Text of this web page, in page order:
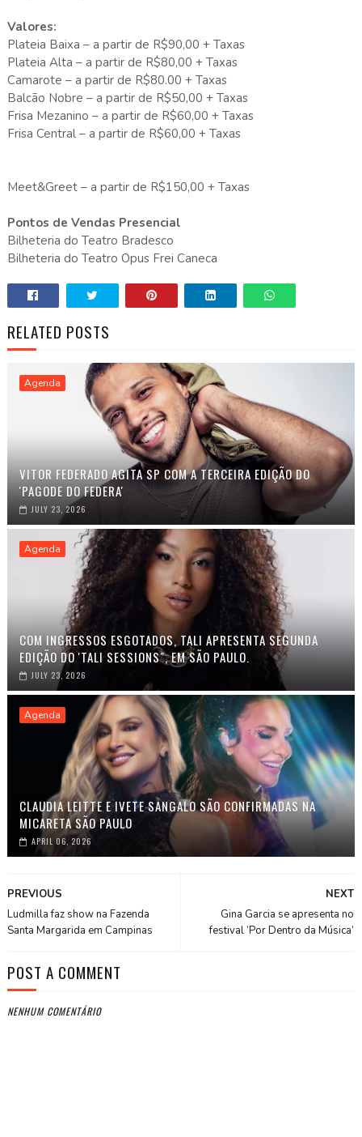
Valores:
Plateia Baixa – a partir de R$90,00 + Taxas
Plateia Alta – a partir de R$80,00 + Taxas
Camarote – a partir de R$80.00 + Taxas
Balcão Nobre – a partir de R$50,00 + Taxas
Frisa Mezanino – a partir de R$60,00 + Taxas
Frisa Central – a partir de R$60,00 + Taxas
Meet&Greet – a partir de R$150,00 + Taxas
Pontos de Vendas Presencial
Bilheteria do Teatro Bradesco
Bilheteria do Teatro Opus Frei Caneca
RELATED POSTS
Agenda
VITOR FEDERADO AGITA SP COM A TERCEIRA EDIÇÃO DO
'PAGODE DO FEDERA'
JULY 23, 2026
Agenda
COM INGRESSOS ESGOTADOS, TALI APRESENTA SEGUNDA
EDIÇÃO DO 'TALI SESSIONS", EM SÃO PAULO.
JULY 23, 2026
Agenda
CLAUDIA LEITTE E IVETE SANGALO SÃO CONFIRMADAS NA
MICARETA SÃO PAULO
APRIL 06, 2026
NEXT
Gina Garcia se apresenta no
festival ‘Por Dentro da Música’
PREVIOUS
Ludmilla faz show na Fazenda
Santa Margarida em Campinas
POST A COMMENT
NENHUM COMENTÁRIO